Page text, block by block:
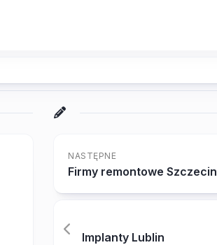
NASTĘPNE
Firmy remontowe Szczecin
Implanty Lublin